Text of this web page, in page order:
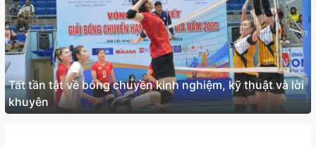
Tất tần tật về bóng chuyền kinh nghiệm, kỹ thuật và lời
khuyên